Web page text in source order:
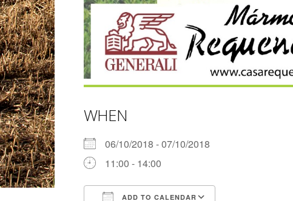
WHEN
06/10/2018 - 07/10/2018
11:00 - 14:00
ADD TO CALENDAR